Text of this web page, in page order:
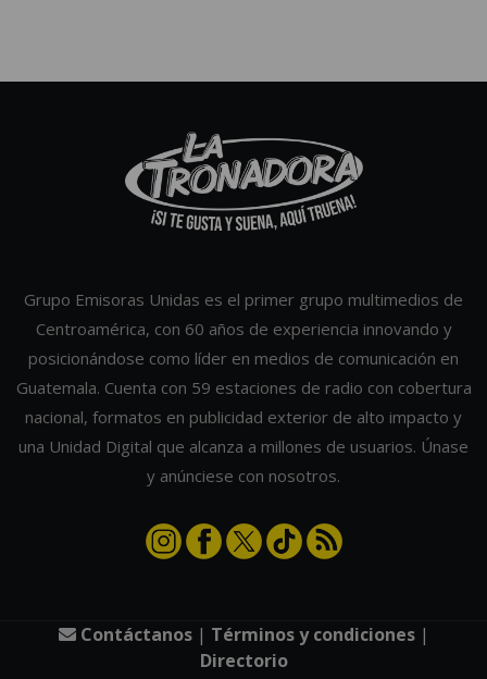
Grupo Emisoras Unidas es el primer grupo multimedios de
Centroamérica, con 60 años de experiencia innovando y
posicionándose como líder en medios de comunicación en
Guatemala. Cuenta con 59 estaciones de radio con cobertura
nacional, formatos en publicidad exterior de alto impacto y
una Unidad Digital que alcanza a millones de usuarios. Únase
y anúnciese con nosotros.
Contáctanos| Términos y condiciones|
Directorio